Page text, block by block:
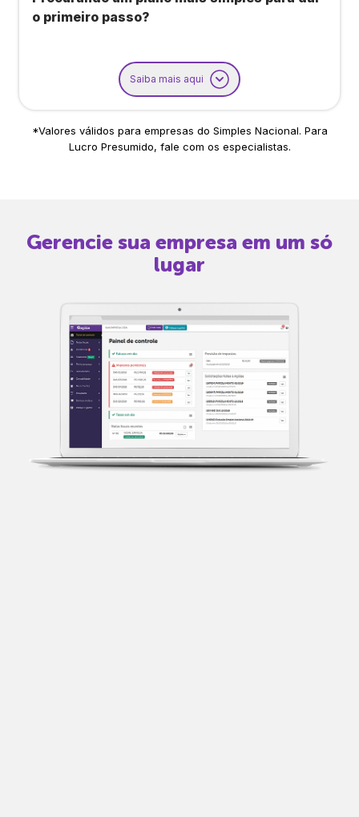
o primeiro passo?
Saiba mais aqui
*Valores válidos para empresas do Simples Nacional. Para
Lucro Presumido, fale com os especialistas.
Gerencie sua empresa em um só
lugar